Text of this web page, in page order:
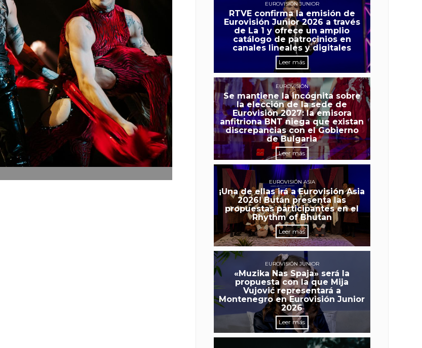
EUROVISIÓN JUNIOR
RTVE confirma la emisión de
Eurovisión Junior 2026 a través
de La 1 y ofrece un amplio
catálogo de patrocinios en
canales lineales y digitales
Leer más
EUROVISIÓN
Se mantiene la incógnita sobre
la elección de la sede de
Eurovisión 2027: la emisora
anfitriona BNT niega que existan
discrepancias con el Gobierno
de Bulgaria
Leer más
EUROVISIÓN ASIA
¡Una de ellas irá a Eurovisión Asia
2026! Bután presenta las
propuestas participantes en el
Rhythm of Bhutan
Leer más
EUROVISIÓN JUNIOR
«Muzika Nas Spaja» será la
propuesta con la que Mija
Vujović representará a
Montenegro en Eurovisión Junior
2026
Leer más